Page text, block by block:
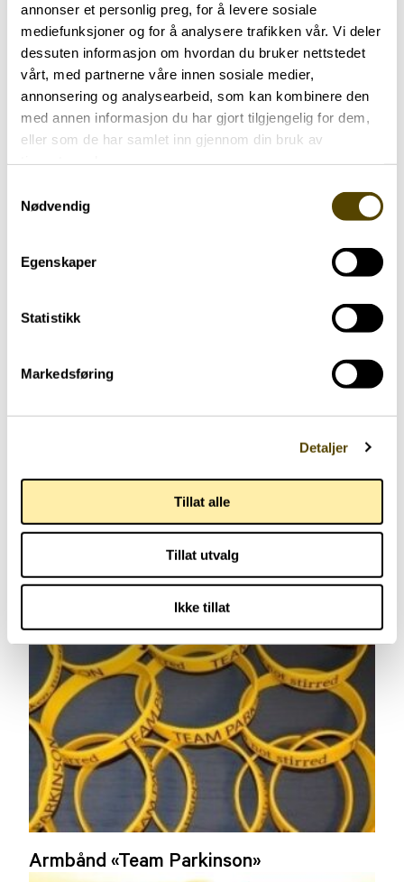
annonser et personlig preg, for å levere sosiale
mediefunksjoner og for å analysere trafikken vår. Vi deler
dessuten informasjon om hvordan du bruker nettstedet
vårt, med partnerne våre innen sosiale medier,
annonsering og analysearbeid, som kan kombinere den
med annen informasjon du har gjort tilgjengelig for dem,
eller som de har samlet inn gjennom din bruk av
Nødvendig
Egenskaper
Statistikk
Markedsføring
Detaljer
Tillat alle
Tillat utvalg
Ikke tillat
Andre brosjyrer
Arvebrosjyre
Armbånd «Team Parkinson»